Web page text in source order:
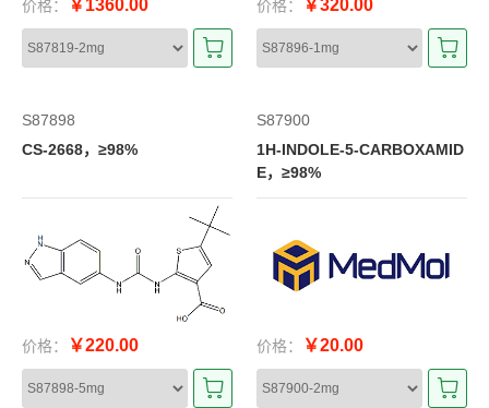
价格： ￥1360.00 价格： ￥320.00
S87898
CS-2668，≥98%
价格： ￥220.00
S87900
1H-INDOLE-5-CARBOXAMID
E，≥98%
价格： ￥20.00